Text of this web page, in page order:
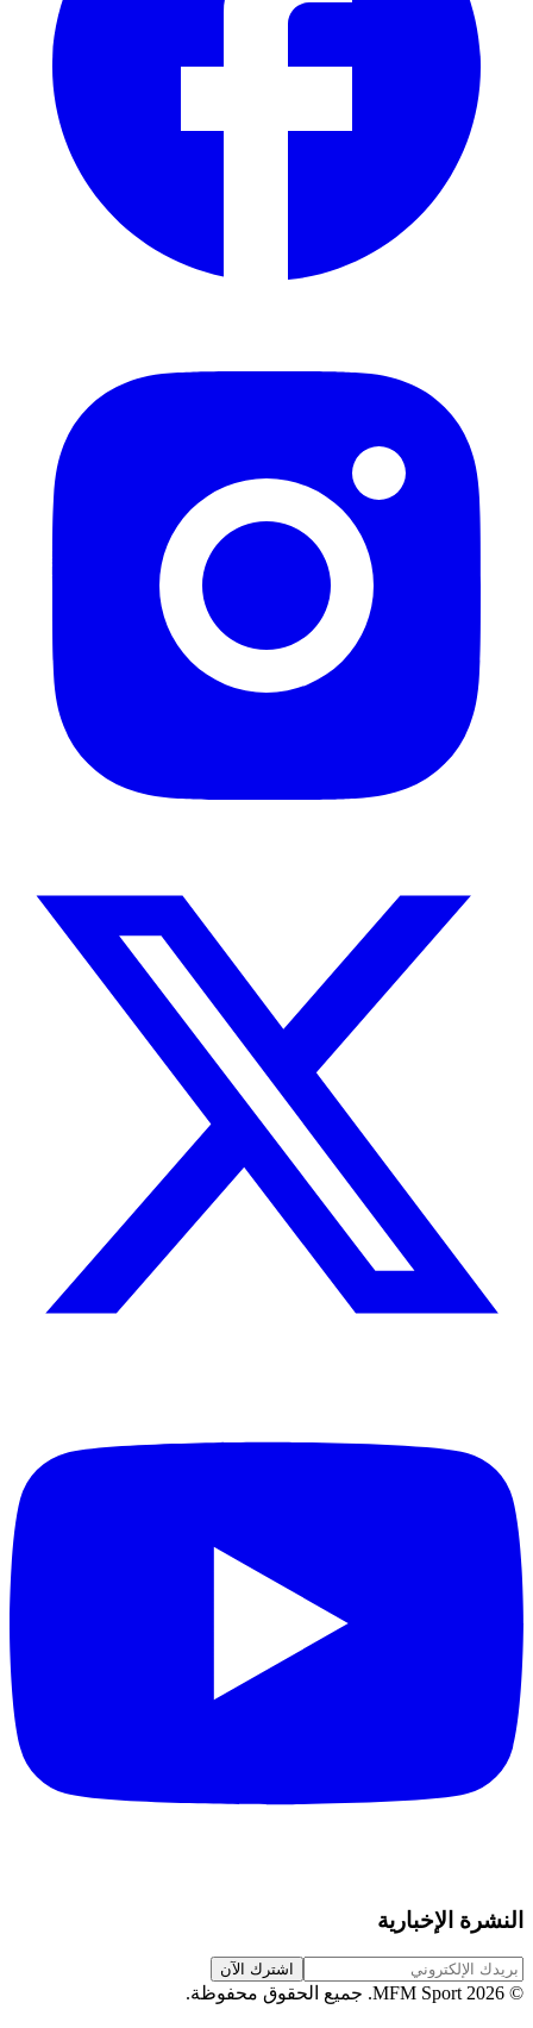
النشرة الإخبارية
اشترك الآن
©
2026 جميع الحقوق محفوظة.